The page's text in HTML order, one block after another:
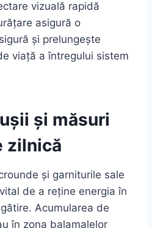
vizuală rapidă
asigură o
și prelungește
viață a întregului sistem
și măsuri
zilnică
și garniturile sale
de a reține energia în
Acumularea de
în zona balamalelor